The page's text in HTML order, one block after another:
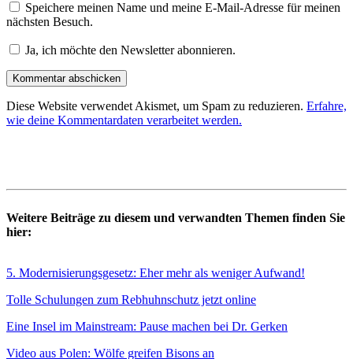
Speichere meinen Name und meine E-Mail-Adresse für meinen
nächsten Besuch.
Ja, ich möchte den Newsletter abonnieren.
Diese Website verwendet Akismet, um Spam zu reduzieren. Erfahre,
wie deine Kommentardaten verarbeitet werden.
Weitere Beiträge zu diesem und verwandten Themen finden Sie
hier:
5. Modernisierungsgesetz: Eher mehr als weniger Aufwand!
Tolle Schulungen zum Rebhuhnschutz jetzt online
Eine Insel im Mainstream: Pause machen bei Dr. Gerken
Video aus Polen: Wölfe greifen Bisons an